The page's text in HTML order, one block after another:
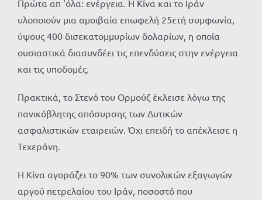
Πρώτα απ ‘όλα: ενέργεια. Η Κίνα και το Ιράν
υλοποιούν μια αμοιβαία επωφελή 25ετή συμφωνία,
ύψους 400 δισεκατομμυρίων δολαρίων, η οποία
ουσιαστικά διασυνδέει τις επενδύσεις στην ενέργεια
και τις υποδομές.
Πρακτικά, το Στενό του Ορμούζ έκλεισε λόγω της
πανικόβλητης απόσυρσης των Δυτικών
ασφαλιστικών εταιρειών. Όχι επειδή το απέκλεισε η
Τεχεράνη.
Η Κίνα αγοράζει το 90% των συνολικών εξαγωγών
αργού πετρελαίου του Ιράν, ποσοστό που